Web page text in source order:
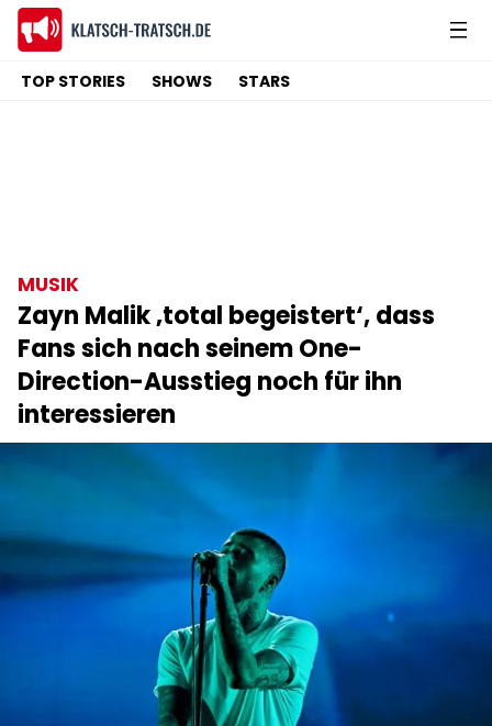
TOP STORIES SHOWS STARS
MUSIK
Zayn Malik ‚total begeistert‘, dass
Fans sich nach seinem One-
Direction-Ausstieg noch für ihn
interessieren